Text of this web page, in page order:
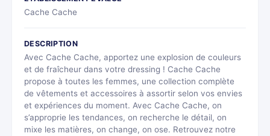
Cache Cache
DESCRIPTION
Avec Cache Cache, apportez une explosion de couleurs
et de fraîcheur dans votre dressing ! Cache Cache
propose à toutes les femmes, une collection complète
de vêtements et accessoires à assortir selon vos envies
et expériences du moment. Avec Cache Cache, on
s’approprie les tendances, on recherche le détail, on
mixe les matières, on change, on ose. Retrouvez notre